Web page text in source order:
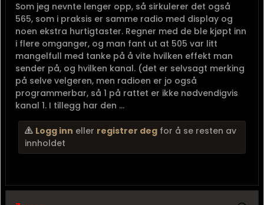
Som jeg nevnte lenger opp, så sirkulerer det også
565, som i praksis er samme radio med display og
noen ekstra hurtigtaster. Regner med de ble kjøpt inn
i flere omganger, og man fant ut at 505 var litt
mangelfull med tanke på å vite hvilken effekt man
sender på, og hvilken kanal. (det er selvsagt merking
på selve velgeren, men radioen er jo også
programmerbar, så 1 på rattet er ikke nødvendigvis
kanal 1. I tillegg har den ...
Logg inn eller registrer deg for å se resten av
innholdet